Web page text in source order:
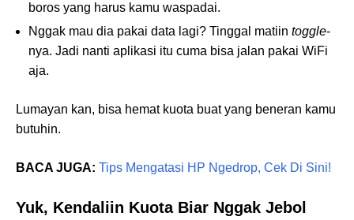
boros yang harus kamu waspadai.
Nggak mau dia pakai data lagi? Tinggal matiin toggle-
nya. Jadi nanti aplikasi itu cuma bisa jalan pakai WiFi
aja.
Lumayan kan, bisa hemat kuota buat yang beneran kamu
butuhin.
BACA JUGA: Tips Mengatasi HP Ngedrop, Cek Di Sini!
Yuk, Kendaliin Kuota Biar Nggak Jebol